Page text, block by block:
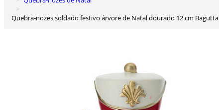
Quebra-nozes soldado festivo árvore de Natal dourado 12 cm Bagutta